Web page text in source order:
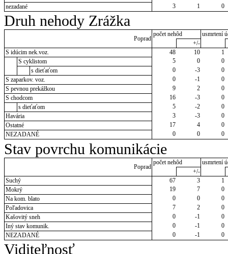
nezadané
3 1 0
Druh nehody Zrážka
Poprad
počet nehôd
usmrtení
+/-
S idúcim nek.voz.
48 10
1
S cyklistom
5 0
0
s dieťaťom
0 -3
0
S zaparkov. voz.
0 -1
0
S pevnou prekážkou
9 2
0
S chodcom
16 -3
0
s dieťaťom
5 -2
0
Havária
3 -3
0
Ostatné
17 4
0
NEZADANÉ
0 0 0
Stav povrchu komunikácie
Poprad
počet nehôd
usmrtení
+/-
Suchý
67 3
1
Mokrý
19 7
0
Na kom. blato
0 0
0
Poľadovica
7 2
0
Kašovitý sneh
0 -1
0
Iný stav komunik.
0 -1
0
NEZADANÉ
0 -1 0
Viditeľnosť